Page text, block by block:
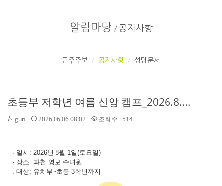
알림마당 /공지사항
금주주보 공지사항 성당문서
초등부 저학년 여름 신앙 캠프_2026.8.1(토)
gun 2026.06.06 08:02 조회 수 : 514
· 일시: 2026년 8월 1일(토요일)
· 장소: 과천 영보 수녀원
. 대상: 유치부~초등 3학년까지